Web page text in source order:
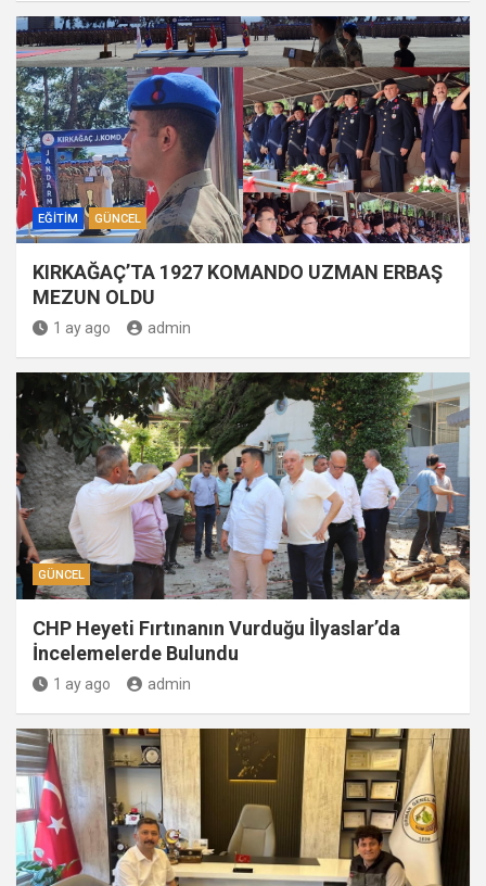
EĞITIM GÜNCEL
KIRKAĞAÇ’TA 1927 KOMANDO UZMAN ERBAŞ
MEZUN OLDU
1 ay ago admin
GÜNCEL
CHP Heyeti Fırtınanın Vurduğu İlyaslar’da
İncelemelerde Bulundu
1 ay ago admin